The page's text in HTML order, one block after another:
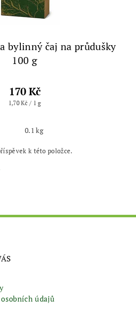
bylinný čaj na průdušky
100 g
170 Kč
1,70 Kč / 1 g
0.1 kg
k této položce.
údajů